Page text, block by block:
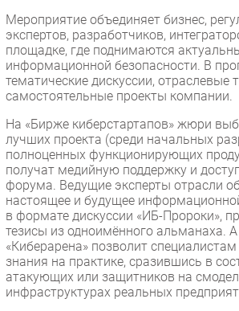
Мероприятие объединяет бизнес,
экспертов, разработчиков,
площадке, где поднимаются
информационной безопасности. В
тематические дискуссии, отраслевые
самостоятельные проекты компании.
На «Бирже киберстартапов» жюри
лучших проекта (среди начальных
полноценных функционирующих
получат медийную поддержку и
форума. Ведущие эксперты отрасли
настоящее и будущее
в формате дискуссии «ИБ-Пророки»,
тезисы из одноимённого альманаха.
«Киберарена» позволит
знания на практике, сразившись в
атакующих или защитников на
инфраструктурах реальных